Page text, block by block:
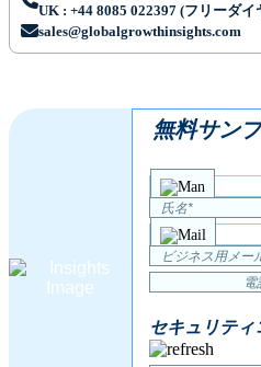
UK : +44 8085 022397 (フリーダイ
sales@globalgrowthinsights.com
無料サン
セキュリティ